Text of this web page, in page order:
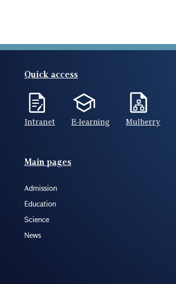
Quick access
Intranet E-learning Mulberry
Footer(ENG)
Main pages
Admission
Education
Science
News